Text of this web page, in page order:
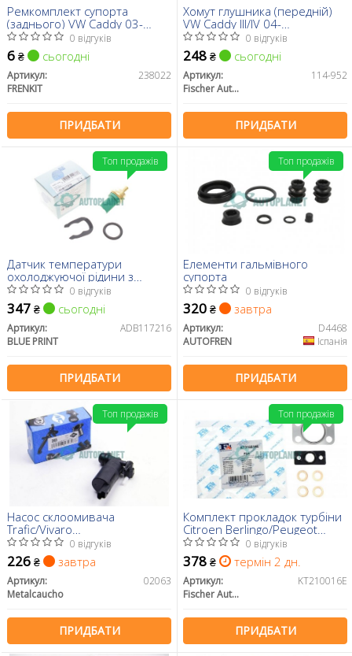
Ремкомплект супорта
(заднього) VW Caddy 03-
(d=38mm) (Lucas)
0 відгуків
6 ₴ сьогодні
Артикул:
238022
FRENKIT
ПРИДБАТИ
Хомут глушника (передній)
VW Caddy III/IV 04-
(50/54.5x90)0 відгуків
248 ₴ сьогодні
Артикул:
114-952
Fischer Automotive One (FA1)
ПРИДБАТИ
Датчик температури
охолоджуючої рідини з
ущільнюючим кільцем
0 відгуків
347 ₴ сьогодні
Артикул:
ADB117216
BLUE PRINT
ПРИДБАТИ
Топ продажів
Елементи гальмівного
супорта
0 відгуків
320 ₴ завтра
Артикул:
D4468
AUTOFREN
Іспанія
ПРИДБАТИ
Топ продажів
Насос склоомивача
Trafic/Vivaro
01-/Berlingo/Partner 05-
(+задній омивач)
0 відгуків
226 ₴ завтра
Артикул:
02063
Metalcaucho
ПРИДБАТИ
Топ продажів
Комплект прокладок турбіни
Citroen Berlingo/Peugeot
Partner 1.6HDI 08-
0 відгуків
378 ₴ термін 2 дн.
Артикул:
KT210016E
Fischer Automotive One (FA1)
ПРИДБАТИ
Топ продажів